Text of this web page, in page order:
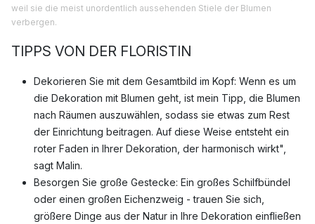
weil sie die meist unordentlich aussehenden Stiele der Blumen
verbergen.
TIPPS VON DER FLORISTIN
Dekorieren Sie mit dem Gesamtbild im Kopf: Wenn es um
die Dekoration mit Blumen geht, ist mein Tipp, die Blumen
nach Räumen auszuwählen, sodass sie etwas zum Rest
der Einrichtung beitragen. Auf diese Weise entsteht ein
roter Faden in Ihrer Dekoration, der harmonisch wirkt",
sagt Malin.
Besorgen Sie große Gestecke: Ein großes Schilfbündel
oder einen großen Eichenzweig - trauen Sie sich,
größere Dinge aus der Natur in Ihre Dekoration einfließen